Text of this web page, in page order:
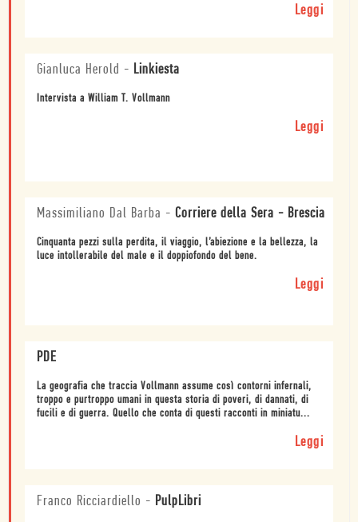
Leggi
Gianluca Herold - Linkiesta
Intervista a William T. Vollmann
Leggi
Massimiliano Dal Barba - Corriere della Sera - Brescia
Cinquanta pezzi sulla perdita, il viaggio, l’abiezione e la bellezza, la
luce intollerabile del male e il doppiofondo del bene.
Leggi
PDE
La geografia che traccia Vollmann assume così contorni infernali,
troppo e purtroppo umani in questa storia di poveri, di dannati, di
fucili e di guerra. Quello che conta di questi racconti in miniatu...
Leggi
Franco Ricciardiello - PulpLibri